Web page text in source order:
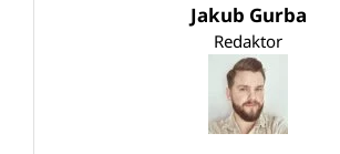
Jakub Gurba
Redaktor